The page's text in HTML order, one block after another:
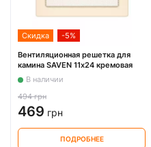
Скидка -5%
Вентиляционная решетка для
камина SAVEN 11х24 кремовая
В наличии
494 грн
469 грн
ПОДРОБНЕЕ